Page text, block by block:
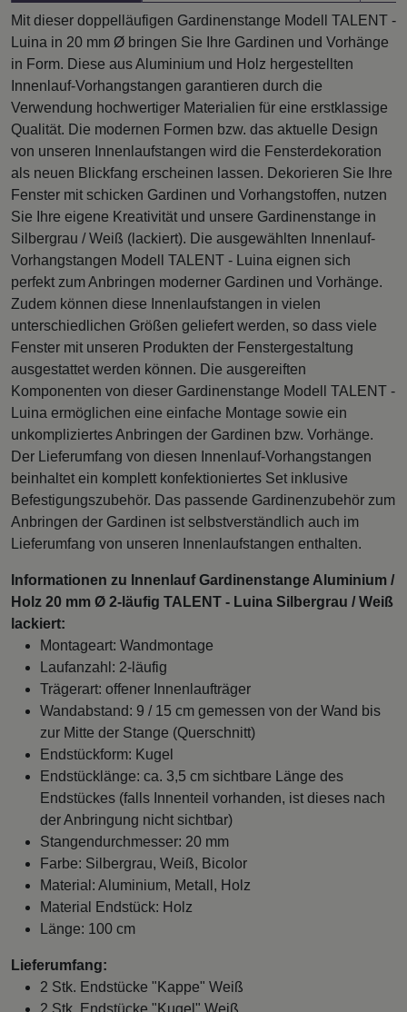
Mit dieser doppelläufigen Gardinenstange Modell TALENT -
Luina in 20 mm Ø bringen Sie Ihre Gardinen und Vorhänge
in Form. Diese aus Aluminium und Holz hergestellten
Innenlauf-Vorhangstangen garantieren durch die
Verwendung hochwertiger Materialien für eine erstklassige
Qualität. Die modernen Formen bzw. das aktuelle Design
von unseren Innenlaufstangen wird die Fensterdekoration
als neuen Blickfang erscheinen lassen. Dekorieren Sie Ihre
Fenster mit schicken Gardinen und Vorhangstoffen, nutzen
Sie Ihre eigene Kreativität und unsere Gardinenstange in
Silbergrau / Weiß (lackiert). Die ausgewählten Innenlauf-
Vorhangstangen Modell TALENT - Luina eignen sich
perfekt zum Anbringen moderner Gardinen und Vorhänge.
Zudem können diese Innenlaufstangen in vielen
unterschiedlichen Größen geliefert werden, so dass viele
Fenster mit unseren Produkten der Fenstergestaltung
ausgestattet werden können. Die ausgereiften
Komponenten von dieser Gardinenstange Modell TALENT -
Luina ermöglichen eine einfache Montage sowie ein
unkompliziertes Anbringen der Gardinen bzw. Vorhänge.
Der Lieferumfang von diesen Innenlauf-Vorhangstangen
beinhaltet ein komplett konfektioniertes Set inklusive
Befestigungszubehör. Das passende Gardinenzubehör zum
Anbringen der Gardinen ist selbstverständlich auch im
Lieferumfang von unseren Innenlaufstangen enthalten.
Informationen zu Innenlauf Gardinenstange Aluminium /
Holz 20 mm Ø 2-läufig TALENT - Luina Silbergrau / Weiß
lackiert:
Montageart: Wandmontage
Laufanzahl: 2-läufig
Trägerart: offener Innenlaufträger
Wandabstand: 9 / 15 cm gemessen von der Wand bis
zur Mitte der Stange (Querschnitt)
Endstückform: Kugel
Endstücklänge: ca. 3,5 cm sichtbare Länge des
Endstückes (falls Innenteil vorhanden, ist dieses nach
der Anbringung nicht sichtbar)
Stangendurchmesser: 20 mm
Farbe: Silbergrau, Weiß, Bicolor
Material: Aluminium, Metall, Holz
Material Endstück: Holz
Länge: 100 cm
Lieferumfang:
2 Stk. Endstücke "Kappe" Weiß
2 Stk. Endstücke "Kugel" Weiß